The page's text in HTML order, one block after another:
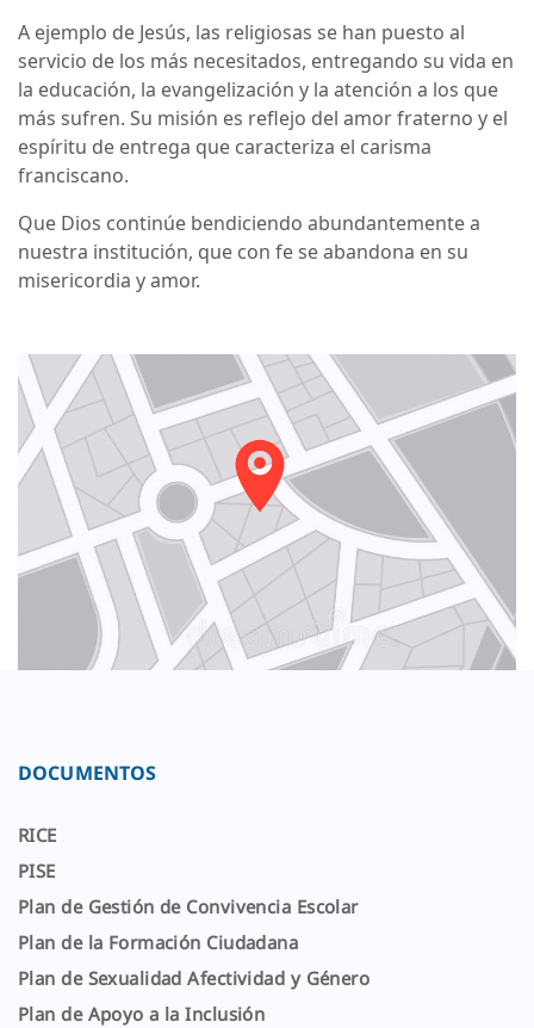
A ejemplo de Jesús, las religiosas se han puesto al
servicio de los más necesitados, entregando su vida en
la educación, la evangelización y la atención a los que
más sufren. Su misión es reflejo del amor fraterno y el
espíritu de entrega que caracteriza el carisma
franciscano.
Que Dios continúe bendiciendo abundantemente a
nuestra institución, que con fe se abandona en su
misericordia y amor.
DOCUMENTOS
RICE
PISE
Plan de Gestión de Convivencia Escolar
Plan de la Formación Ciudadana
Plan de Sexualidad Afectividad y Género
Plan de Apoyo a la Inclusión